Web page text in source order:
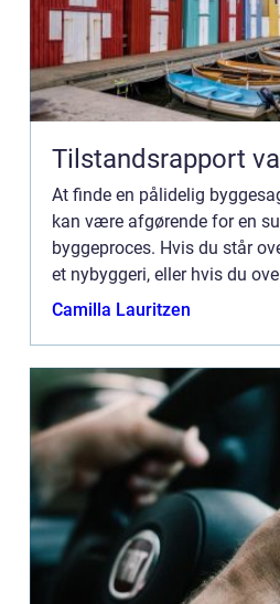
Tilstandsrapport
At finde en pålidelig
kan være afgørende for en
byggeproces. Hvis du står
et nybyggeri, eller hvis du
bolig, kan det at have den...
Camilla Lauritzen